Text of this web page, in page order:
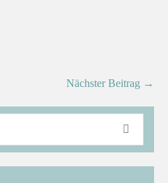
Nächster Beitrag →